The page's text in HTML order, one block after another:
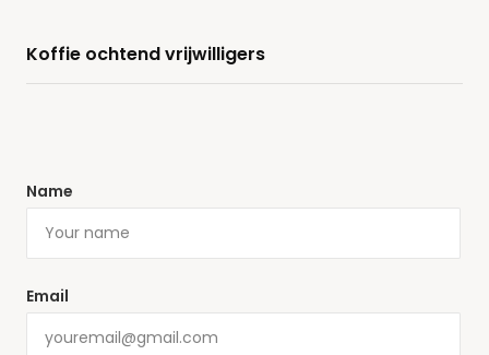
Koffie ochtend vrijwilligers
Name
Email